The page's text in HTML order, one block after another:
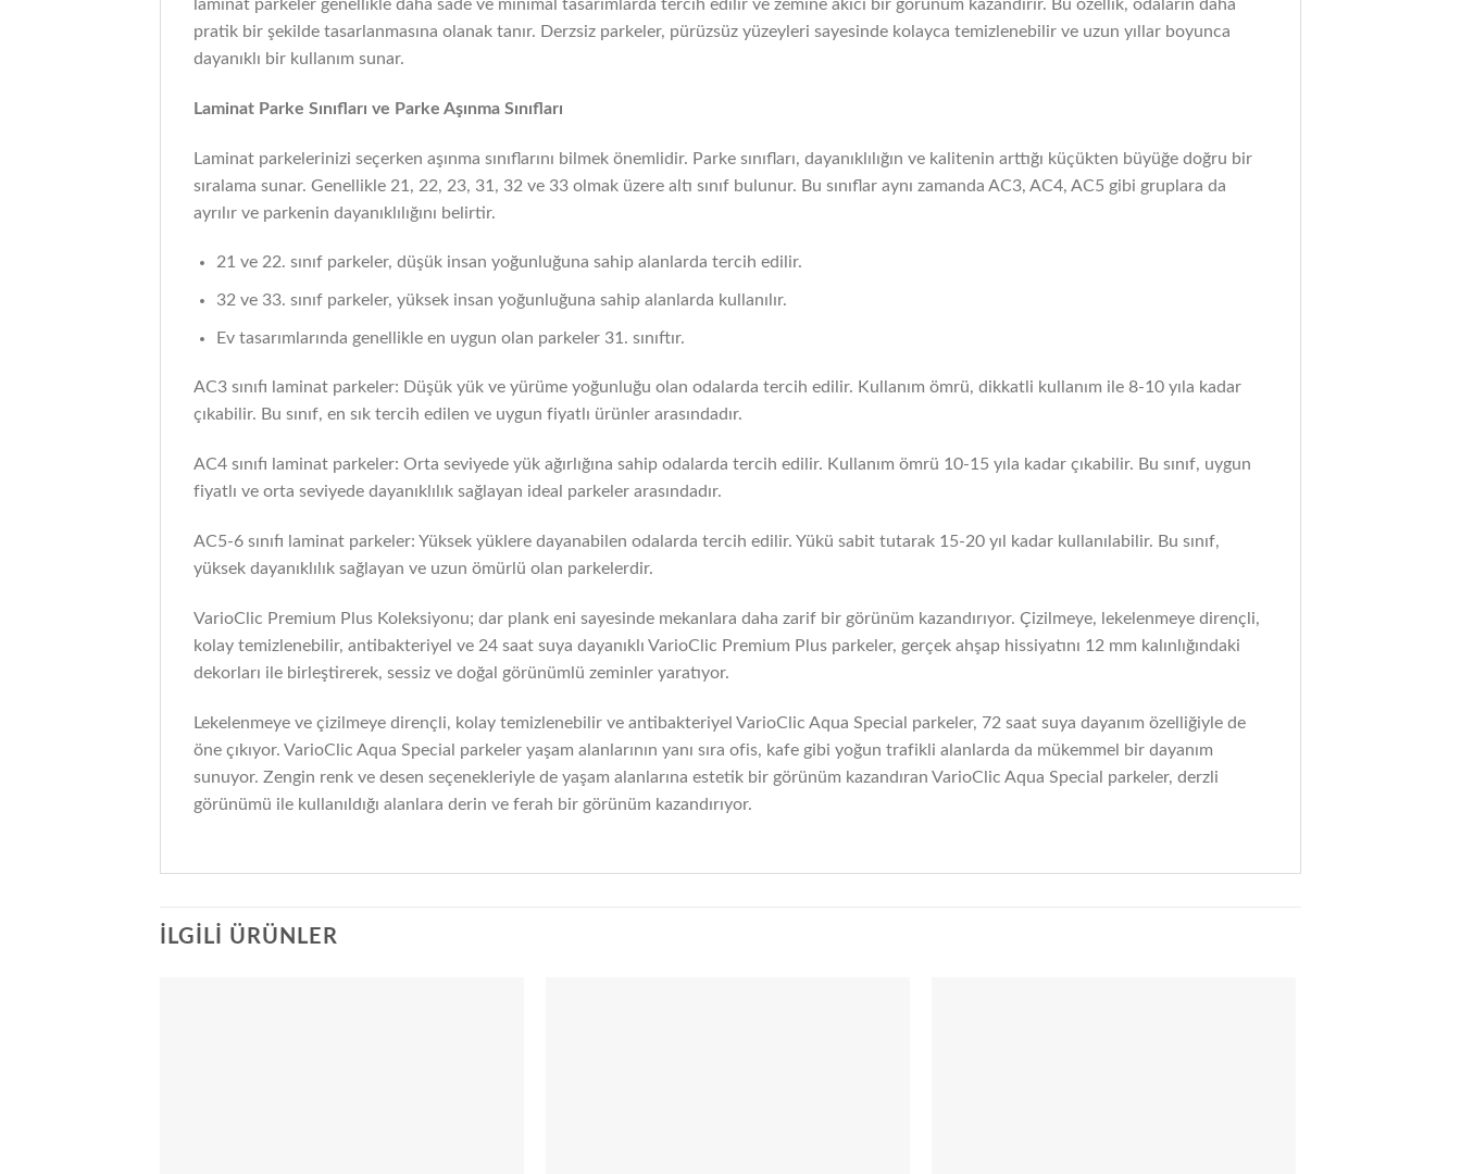
laminat parkeler genellikle daha sade ve minimal tasarımlarda tercih edilir ve zemine akıcı bir görünüm kazandırır. Bu özellik, odaların daha
pratik bir şekilde tasarlanmasına olanak tanır. Derzsiz parkeler, pürüzsüz yüzeyleri sayesinde kolayca temizlenebilir ve uzun yıllar boyunca
dayanıklı bir kullanım sunar.
Laminat Parke Sınıfları ve Parke Aşınma Sınıfları
Laminat parkelerinizi seçerken aşınma sınıflarını bilmek önemlidir. Parke sınıfları, dayanıklılığın ve kalitenin arttığı küçükten büyüğe doğru bir
sıralama sunar. Genellikle 21, 22, 23, 31, 32 ve 33 olmak üzere altı sınıf bulunur. Bu sınıflar aynı zamanda AC3, AC4, AC5 gibi gruplara da
ayrılır ve parkenin dayanıklılığını belirtir.
21 ve 22. sınıf parkeler, düşük insan yoğunluğuna sahip alanlarda tercih edilir.
32 ve 33. sınıf parkeler, yüksek insan yoğunluğuna sahip alanlarda kullanılır.
Ev tasarımlarında genellikle en uygun olan parkeler 31. sınıftır.
AC3 sınıfı laminat parkeler: Düşük yük ve yürüme yoğunluğu olan odalarda tercih edilir. Kullanım ömrü, dikkatli kullanım ile 8-10 yıla kadar
çıkabilir. Bu sınıf, en sık tercih edilen ve uygun fiyatlı ürünler arasındadır.
AC4 sınıfı laminat parkeler: Orta seviyede yük ağırlığına sahip odalarda tercih edilir. Kullanım ömrü 10-15 yıla kadar çıkabilir. Bu sınıf, uygun
fiyatlı ve orta seviyede dayanıklılık sağlayan ideal parkeler arasındadır.
AC5-6 sınıfı laminat parkeler: Yüksek yüklere dayanabilen odalarda tercih edilir. Yükü sabit tutarak 15-20 yıl kadar kullanılabilir. Bu sınıf,
yüksek dayanıklılık sağlayan ve uzun ömürlü olan parkelerdir.
VarioClic Premium Plus Koleksiyonu; dar plank eni sayesinde mekanlara daha zarif bir görünüm kazandırıyor. Çizilmeye, lekelenmeye dirençli,
kolay temizlenebilir, antibakteriyel ve 24 saat suya dayanıklı VarioClic Premium Plus parkeler, gerçek ahşap hissiyatını 12 mm kalınlığındaki
dekorları ile birleştirerek, sessiz ve doğal görünümlü zeminler yaratıyor.
Lekelenmeye ve çizilmeye dirençli, kolay temizlenebilir ve antibakteriyel VarioClic Aqua Special parkeler, 72 saat suya dayanım özelliğiyle de
öne çıkıyor. VarioClic Aqua Special parkeler yaşam alanlarının yanı sıra ofis, kafe gibi yoğun trafikli alanlarda da mükemmel bir dayanım
sunuyor. Zengin renk ve desen seçenekleriyle de yaşam alanlarına estetik bir görünüm kazandıran VarioClic Aqua Special parkeler, derzli
görünümü ile kullanıldığı alanlara derin ve ferah bir görünüm kazandırıyor.
İLGILI ÜRÜNLER